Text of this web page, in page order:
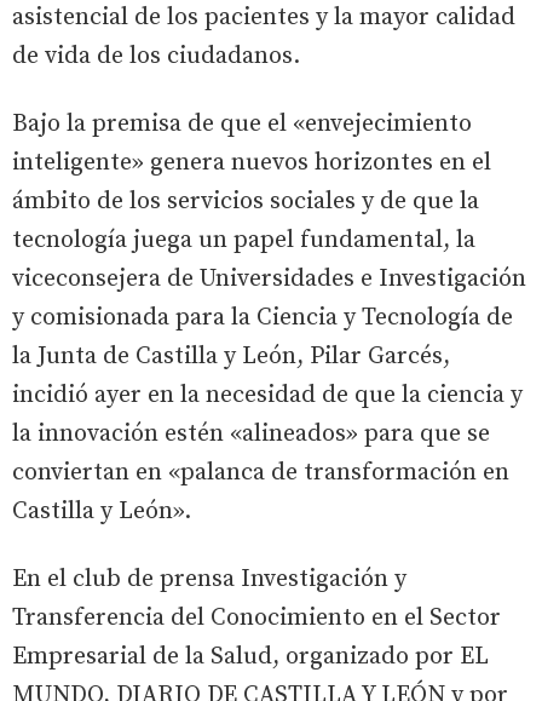
asistencial de los pacientes y la mayor calidad
de vida de los ciudadanos.
Bajo la premisa de que el «envejecimiento
inteligente» genera nuevos horizontes en el
ámbito de los servicios sociales y de que la
tecnología juega un papel fundamental, la
viceconsejera de Universidades e Investigación
y comisionada para la Ciencia y Tecnología de
la Junta de Castilla y León, Pilar Garcés,
incidió ayer en la necesidad de que la ciencia y
la innovación estén «alineados» para que se
conviertan en «palanca de transformación en
Castilla y León».
En el club de prensa Investigación y
Transferencia del Conocimiento en el Sector
Empresarial de la Salud, organizado por EL